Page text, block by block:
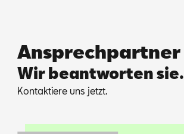
Ansprechpartner
Wir beantworten sie.
Kon­tak­tie­re uns jetzt.